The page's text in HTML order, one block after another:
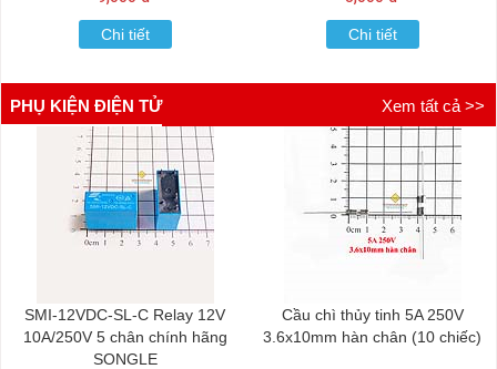
Chi tiết Chi tiết
PHỤ KIỆN ĐIỆN TỬ Xem tất cả >>
SMI-12VDC-SL-C Relay 12V
10A/250V 5 chân chính hãng
SONGLE
Cầu chì thủy tinh 5A 250V
3.6x10mm hàn chân (10 chiếc)